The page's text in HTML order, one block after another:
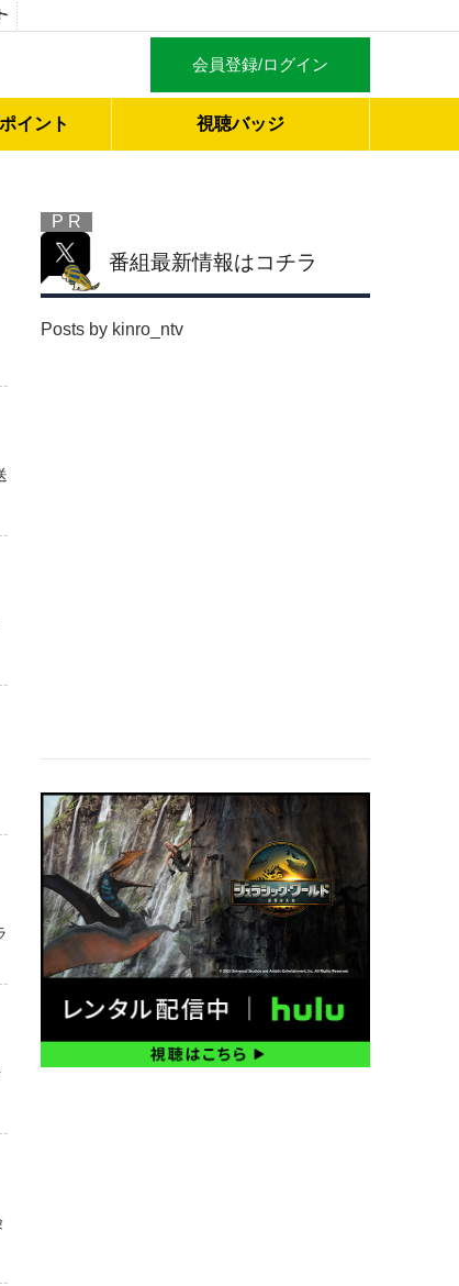
会員登録/ログイン
イント 視聴バッジ
P R
番組最新情報はコチラ
Posts by kinro_ntv